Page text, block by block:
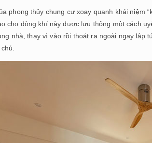
phong thủy chung cư xoay quanh khái niệm
cho dòng khí này được lưu thông một cách
nhà, thay vì vào rồi thoát ra ngoài ngay lập